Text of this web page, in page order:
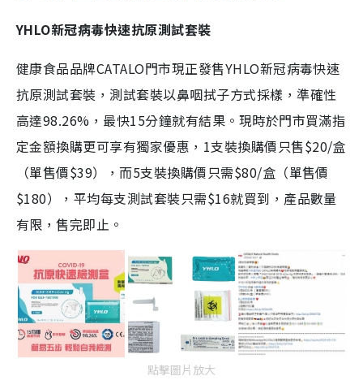
YHLO新冠病毒快速抗原測試套裝
健康食品品牌CATALO門市現正發售YHLO新冠病毒快速
抗原測試套裝，測試套裝以鼻咽拭子方式採樣，準確性
高達98.26%，最快15分鐘就有結果。現時於門市買滿指
定金額換購更可享有獨家優惠，1支裝換購價只售$20/盒
（單售價$39），而5支裝換購價只需$80/盒（單售價
$180），平均每支測試套裝只需$16就買到，產品數量
有限，售完即止。
點擊圖片放大